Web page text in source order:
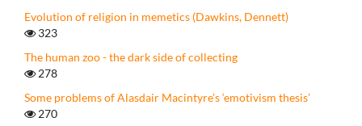
Evolution of religion in memetics (Dawkins, Dennett)
323
The human zoo - the dark side of collecting
278
Some problems of Alasdair Macintyre’s ‘emotivism thesis’
270